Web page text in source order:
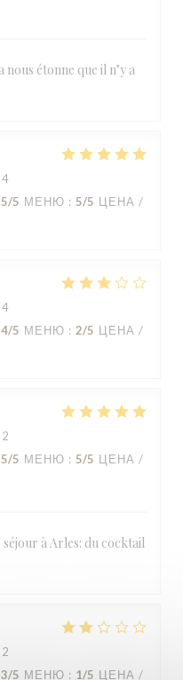
étonne que il n’y a
5/5 МЕНЮ : 5/5 ЦЕНА /
4/5 МЕНЮ : 2/5 ЦЕНА /
5/5 МЕНЮ : 5/5 ЦЕНА /
à Arles: du cocktail
3/5 МЕНЮ : 1/5 ЦЕНА /